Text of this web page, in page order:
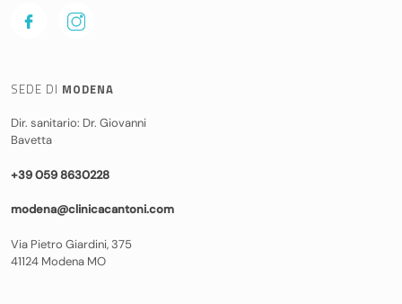
SEDE DI MODENA
Dir. sanitario: Dr. Giovanni
Bavetta
+39 059 8630228
modena@clinicacantoni.com
Via Pietro Giardini, 375
41124 Modena MO